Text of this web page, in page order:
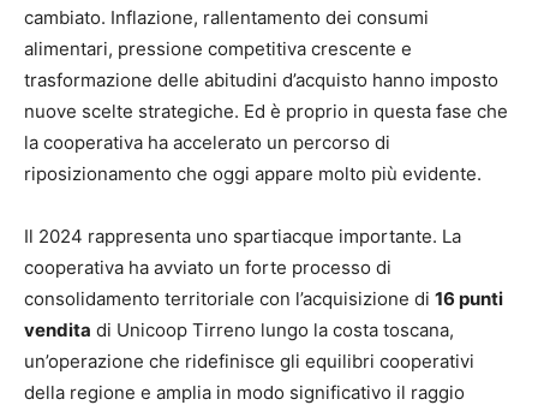
cambiato. Inflazione, rallentamento dei consumi
alimentari, pressione competitiva crescente e
trasformazione delle abitudini d’acquisto hanno imposto
nuove scelte strategiche. Ed è proprio in questa fase che
la cooperativa ha accelerato un percorso di
riposizionamento che oggi appare molto più evidente.
Il 2024 rappresenta uno spartiacque importante. La
cooperativa ha avviato un forte processo di
consolidamento territoriale con l’acquisizione di 16 punti
vendita di Unicoop Tirreno lungo la costa toscana,
un’operazione che ridefinisce gli equilibri cooperativi
della regione e amplia in modo significativo il raggio